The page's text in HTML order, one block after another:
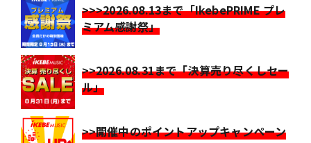
>>>2026.08.13まで「IkebePRIME プレ
ミアム感謝祭」
>>2026.08.31まで「決算売り尽くしセー
ル」
>>開催中のポイントアップキャンペーン